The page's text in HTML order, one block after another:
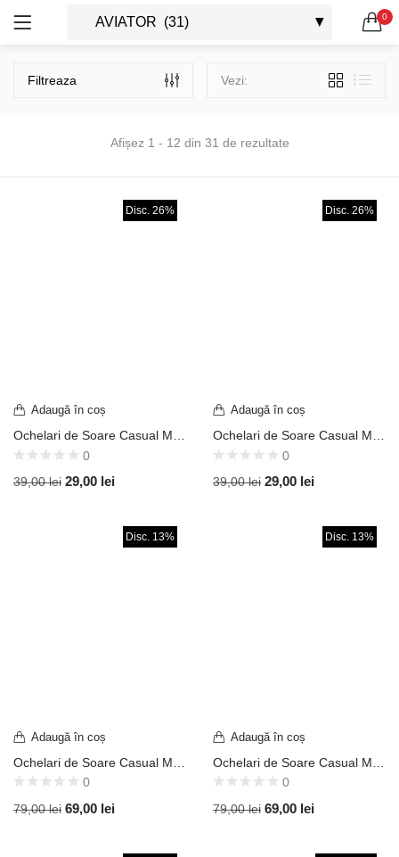
0
Ține-mă minte
CAUTA IN:
Afișez 1 - 12 din 31 de rezultate
Filtreaza Vezi:
Disc. 26%
Adaugă în coș
Ochelari de Soare Casual Model Aviator Clasic Ramă Argintie / Lentilă Fumurie UV400 OVD419
0
39,00lei 29,00 lei
Disc. 26%
Adaugă în coș
Ochelari de Soare Casual Model Aviator Clasic Ramă Aurie / Lentilă Oglindă Albastră UV400 OVD410
0
39,00lei 29,00 lei
Disc. 13%
Adaugă în coș
0
79,00lei 69,00 lei
Disc. 13%
Adaugă în coș
0
79,00lei 69,00 lei